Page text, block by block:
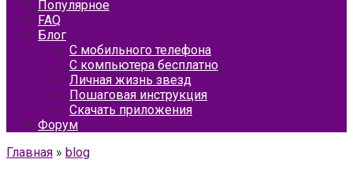
Популярное
FAQ
Блог
С мобильного телефона
С компьютера бесплатно
Личная жизнь звезд
Пошаговая инструкция
Скачать приложения
Форум
Главная » blog